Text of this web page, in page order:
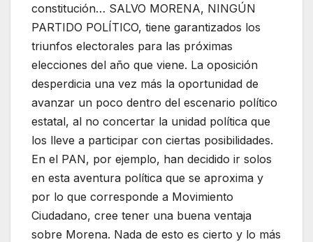
constitución… SALVO MORENA, NINGÚN
PARTIDO POLÍTICO, tiene garantizados los
triunfos electorales para las próximas
elecciones del año que viene. La oposición
desperdicia una vez más la oportunidad de
avanzar un poco dentro del escenario político
estatal, al no concertar la unidad política que
los lleve a participar con ciertas posibilidades.
En el PAN, por ejemplo, han decidido ir solos
en esta aventura política que se aproxima y
por lo que corresponde a Movimiento
Ciudadano, cree tener una buena ventaja
sobre Morena. Nada de esto es cierto y lo más